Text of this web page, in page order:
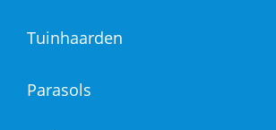
Tuinhaarden
Parasols